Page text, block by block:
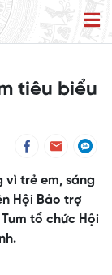
tiêu biểu
vì trẻ em, sáng
Hội Bảo trợ
tổ chức Hội